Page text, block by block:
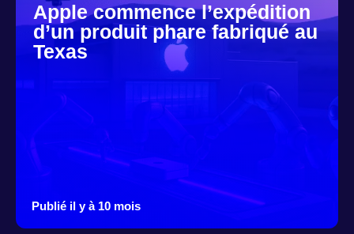
Apple commence l’expédition
d’un produit phare fabriqué au
Texas
Publié il y à 10 mois